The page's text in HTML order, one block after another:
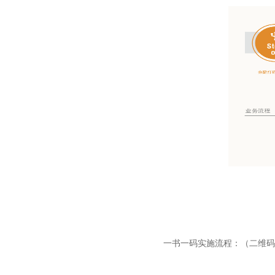
一书一码实施流程：（二维